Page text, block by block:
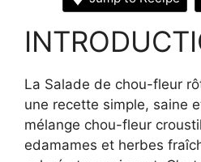
La Salade de chou-fleur
une recette simple, saine
mélange chou-fleur
edamames et herbes